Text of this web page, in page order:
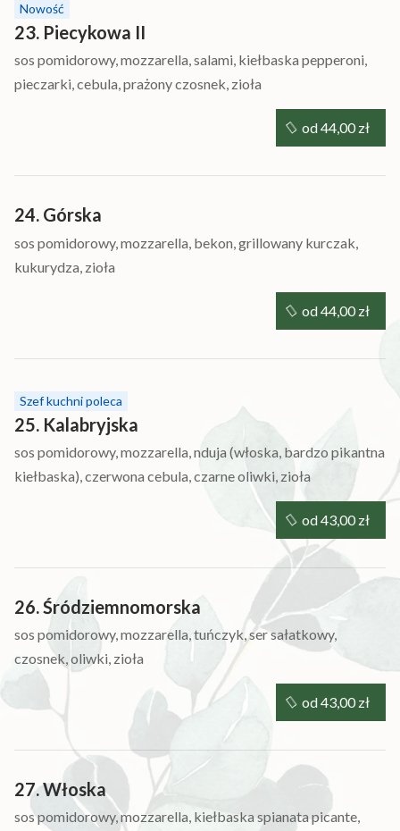
Nowość
23. Piecykowa II
sos pomidorowy, mozzarella, salami, kiełbaska pepperoni,
pieczarki, cebula, prażony czosnek, zioła
24. Górska
sos pomidorowy, mozzarella, bekon, grillowany kurczak,
kukurydza, zioła
Szef kuchni poleca
25. Kalabryjska
sos pomidorowy, mozzarella, nduja (włoska, bardzo pikantna
kiełbaska), czerwona cebula, czarne oliwki, zioła
26. Śródziemnomorska
sos pomidorowy, mozzarella, tuńczyk, ser sałatkowy,
czosnek, oliwki, zioła
27. Włoska
sos pomidorowy, mozzarella, kiełbaska spianata picante,